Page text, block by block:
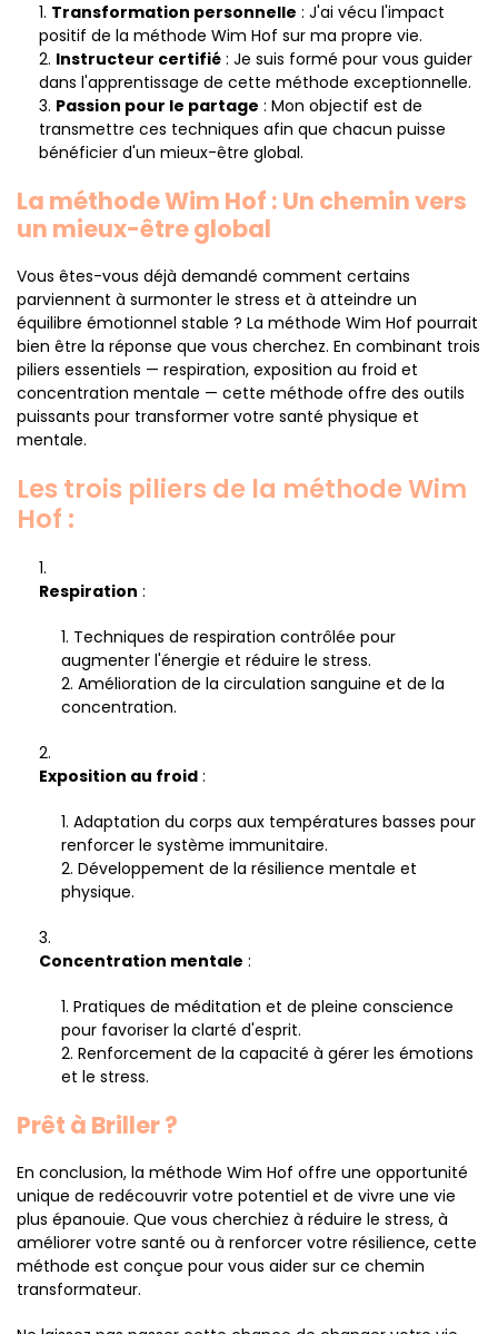
Transformation personnelle : J'ai vécu l'impact
positif de la méthode Wim Hof sur ma propre vie.
Instructeur certifié : Je suis formé pour vous guider
dans l'apprentissage de cette méthode exceptionnelle.
Passion pour le partage : Mon objectif est de
transmettre ces techniques afin que chacun puisse
bénéficier d'un mieux-être global.
La méthode Wim Hof : Un chemin vers
un mieux-être global
Vous êtes-vous déjà demandé comment certains
parviennent à surmonter le stress et à atteindre un
équilibre émotionnel stable ? La méthode Wim Hof pourrait
bien être la réponse que vous cherchez. En combinant trois
piliers essentiels — respiration, exposition au froid et
concentration mentale — cette méthode offre des outils
puissants pour transformer votre santé physique et
mentale.
Les trois piliers de la méthode Wim
Hof :
Respiration :
Techniques de respiration contrôlée pour
augmenter l'énergie et réduire le stress.
Amélioration de la circulation sanguine et de la
concentration.
Exposition au froid :
Adaptation du corps aux températures basses pour
renforcer le système immunitaire.
Développement de la résilience mentale et
physique.
Concentration mentale :
Pratiques de méditation et de pleine conscience
pour favoriser la clarté d'esprit.
Renforcement de la capacité à gérer les émotions
et le stress.
Prêt à Briller ?
En conclusion, la méthode Wim Hof offre une opportunité
unique de redécouvrir votre potentiel et de vivre une vie
plus épanouie. Que vous cherchiez à réduire le stress, à
améliorer votre santé ou à renforcer votre résilience, cette
méthode est conçue pour vous aider sur ce chemin
transformateur.